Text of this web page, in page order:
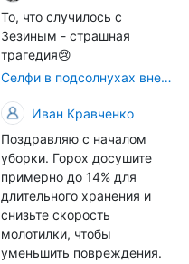
кадрами. Их надо будет
все больше, чтобы
затыкать
образовывающиеся
технологические дыры. И
это в рамках
существующих реалий для
людей принимающих
решения как раз хорошо,
само село окажется при
деле, да и количество
задействованных в
сельхозпоризводстве
кадров таким образом
То, что случилось с
Зезиным - страшная
трагедия😢
Селфи в подсолнухах вне закона: За проникновение на сельхозземли без разрешения хотят штрафовать
Иван Кравченко
Поздравляю с началом
уборки. Горох досушите
примерно до 14% для
длительного хранения и
снизьте скорость
молотилки, чтобы
уменьшить повреждения.